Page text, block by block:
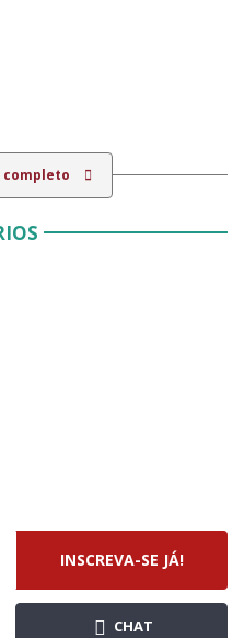
completo
INSCREVA-SE JÁ!
CHAT